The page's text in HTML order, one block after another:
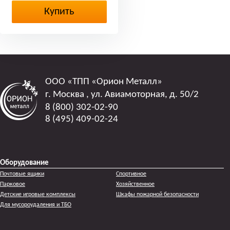
Купить
ООО «ТПП «Орион Металл»
г. Москва , ул. Авиамоторная, д. 50/2
8 (800) 302-02-90
8 (495) 409-02-24
Оборудование
Почтовые ящики
Парковое
Детские игровые комплексы
Для мусороудаления и ТБО
Спортивное
Хозяйственное
Шкафы пожарной безопасности